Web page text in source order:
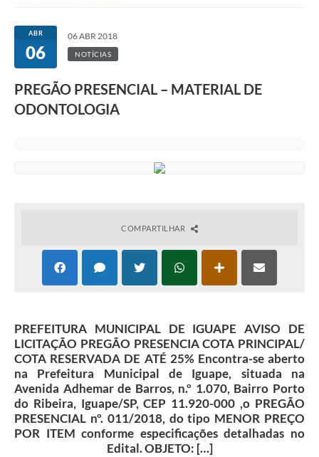
ABR
06
06 ABR 2018
NOTÍCIAS
PREGÃO PRESENCIAL – MATERIAL DE
ODONTOLOGIA
COMPARTILHAR
PREFEITURA MUNICIPAL DE IGUAPE AVISO DE
LICITAÇÃO PREGÃO PRESENCIA COTA PRINCIPAL/
COTA RESERVADA DE ATÉ 25% Encontra-se aberto
na Prefeitura Municipal de Iguape, situada na
Avenida Adhemar de Barros, n.º 1.070, Bairro Porto
do Ribeira, Iguape/SP, CEP 11.920-000 ,o PREGÃO
PRESENCIAL nº. 011/2018, do tipo MENOR PREÇO
POR ITEM conforme especificações detalhadas no
Edital. OBJETO: […]